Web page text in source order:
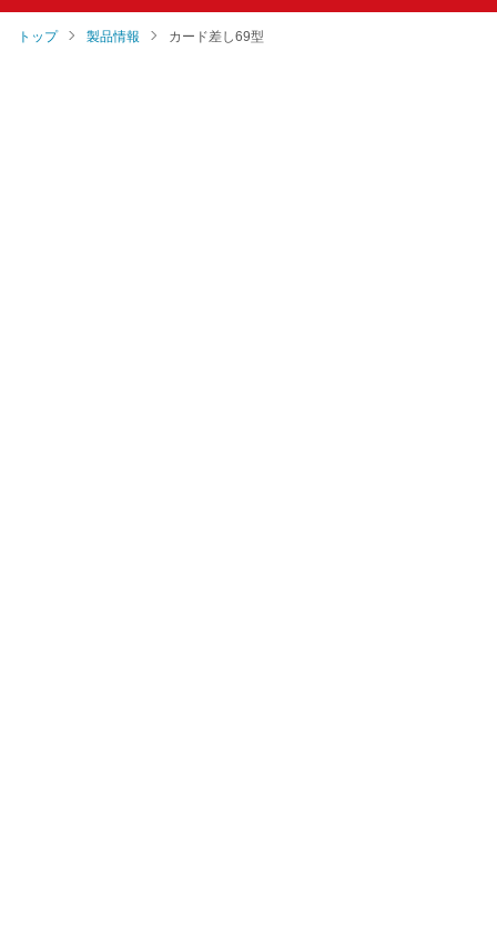
トップ 製品情報 カード差し69型